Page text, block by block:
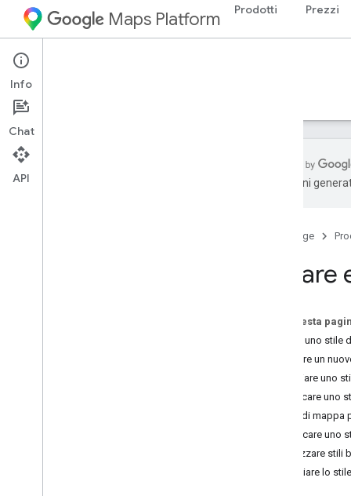
Maps Platform Prodotti Prezzi
iOS
Guide
traduzioni
Home page
Su questa
Creare uno stile
Creare un
Copiare uno
Pubblicare uno
Stili di
Modificare uno
Utilizzare stili
Associare lo
Info
Chat
API